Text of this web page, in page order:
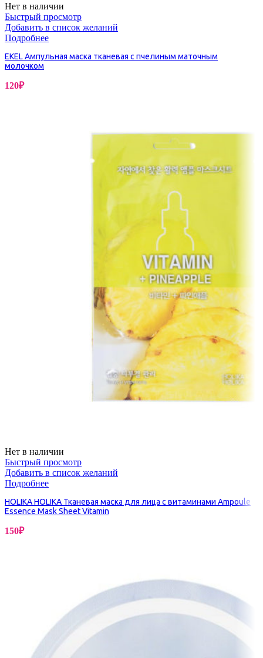
Нет в наличии
Быстрый просмотр
Добавить в список желаний
Подробнее
EKEL Ампульная маска тканевая c пчелиным маточным
молочком
120₽
Нет в наличии
Быстрый просмотр
Добавить в список желаний
Подробнее
HOLIKA HOLIKA Тканевая маска для лица с витаминами Ampoule
Essence Mask Sheet Vitamin
150₽